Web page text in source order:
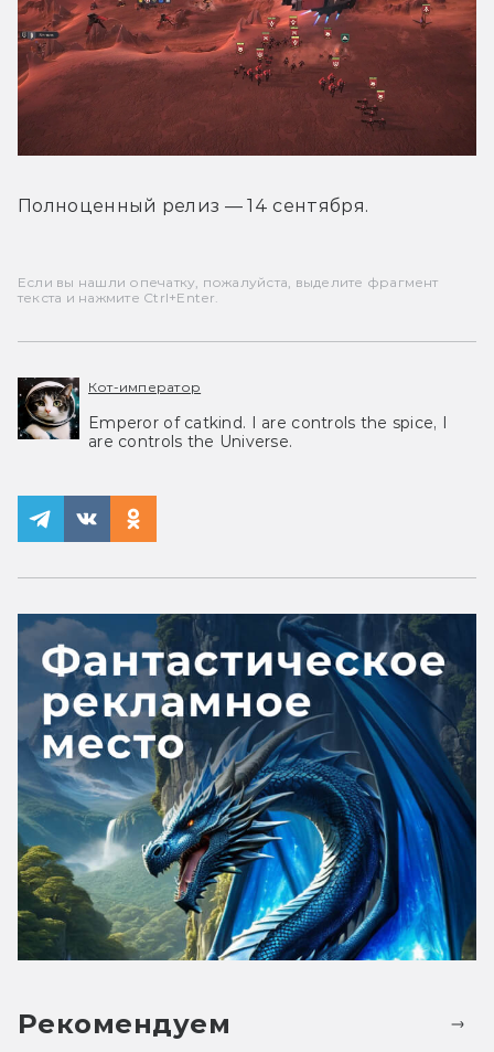
Полноценный релиз — 14 сентября.
Если вы нашли опечатку, пожалуйста, выделите фрагмент
текста и нажмите Ctrl+Enter.
Кот-император
Emperor of catkind. I are controls the spice, I
are controls the Universe.
Рекомендуем